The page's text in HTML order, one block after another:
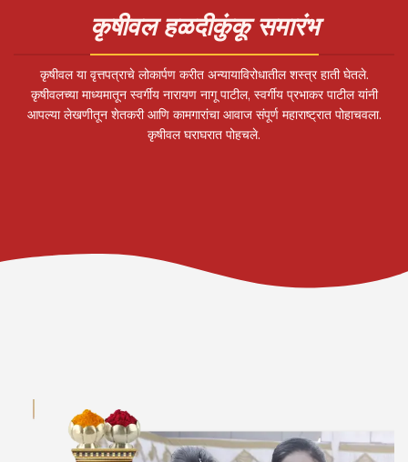
कृषीवल हळदीकुंकू समारंभ
कृषीवल या वृत्तपत्राचे लोकार्पण करीत अन्यायाविरोधातील शस्त्र हाती घेतले.
कृषीवलच्या माध्यमातून स्वर्गीय नारायण नागू पाटील, स्वर्गीय प्रभाकर पाटील यांनी
आपल्या लेखणीतून शेतकरी आणि कामगारांचा आवाज संपूर्ण महाराष्ट्रात पोहाचवला.
कृषीवल घराघरात पोहचले.